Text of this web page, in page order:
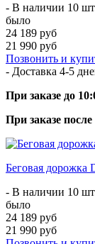
- В наличии 10
было
24 189 руб
21 990 руб
Позвонить и
- Доставка 4-5
При заказе до
При заказе после
Беговая дорожка
- В наличии 10
было
24 189 руб
21 990 руб